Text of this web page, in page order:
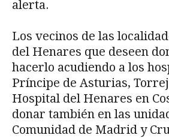
alerta.
Los vecinos de las
del Henares que deseen
hacerlo acudiendo a los
Príncipe de Asturias,
Hospital del Henares en
donar también en las
Comunidad de Madrid y